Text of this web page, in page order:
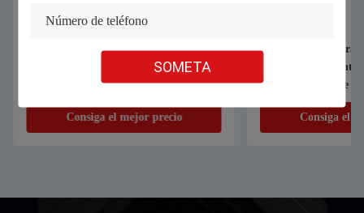
SOMETA
Máquina profesional de trazado de
láser de fibra con sistema de trazado de
láser solar llave en mano
Consiga el mejor precio
Máquina cortadora
tipo
trazadora láser de
Consiga el